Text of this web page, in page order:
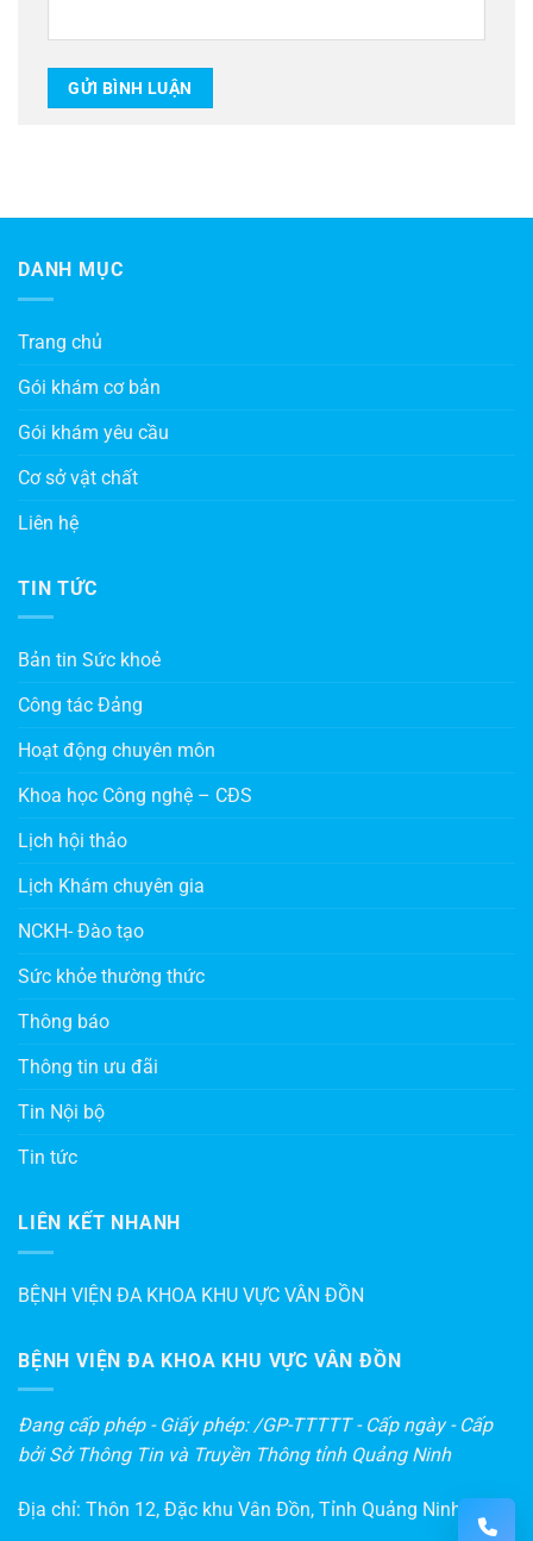
DANH MỤC
Trang chủ
Gói khám cơ bản
Gói khám yêu cầu
Cơ sở vật chất
Liên hệ
TIN TỨC
Bản tin Sức khoẻ
Công tác Đảng
Hoạt động chuyên môn
Khoa học Công nghệ – CĐS
Lịch hội thảo
Lịch Khám chuyên gia
NCKH- Đào tạo
Sức khỏe thường thức
Thông báo
Thông tin ưu đãi
Tin Nội bộ
Tin tức
LIÊN KẾT NHANH
BỆNH VIỆN ĐA KHOA KHU VỰC VÂN ĐỒN
BỆNH VIỆN ĐA KHOA KHU VỰC VÂN ĐỒN
Đang cấp phép - Giấy phép: /GP-TTTTT - Cấp ngày - Cấp
bởi Sở Thông Tin và Truyền Thông tỉnh Quảng Ninh
Địa chỉ: Thôn 12, Đặc khu Vân Đồn, Tỉnh Quảng Ninh